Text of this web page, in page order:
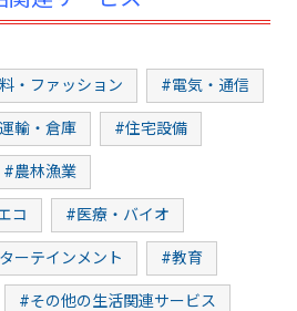
・ファッション #電気・通信
輸・倉庫 #住宅設備
#農林漁業
コ #医療・バイオ
ーテインメント #教育
#その他の生活関連サービス